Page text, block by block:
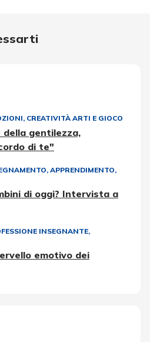
, CREATIVITÀ ARTI E GIOCO
della gentilezza,
di te"
APPRENDIMENTO,
di oggi? Intervista a
INSEGNANTE,
emotivo dei